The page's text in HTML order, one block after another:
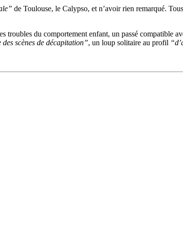
de Toulouse, le Calypso, et n’avoir rien remarqué.
troubles du comportement enfant, un passé compatible
des scènes de décapitation”, un loup solitaire au profil